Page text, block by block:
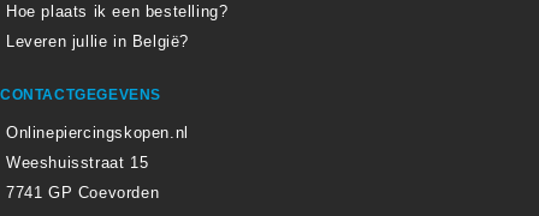
Hoe plaats ik een bestelling?
Leveren jullie in België?
CONTACTGEGEVENS
Onlinepiercingskopen.nl
Weeshuisstraat 15
7741 GP Coevorden